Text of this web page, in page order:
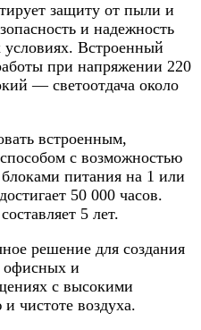
защиту от пыли и
и надежность
Встроенный
при напряжении 220
— светоотдача около
встроенным,
с возможностью
питания на 1 или
50 000 часов.
5 лет.
решение для создания
офисных и
с высокими
чистоте воздуха.